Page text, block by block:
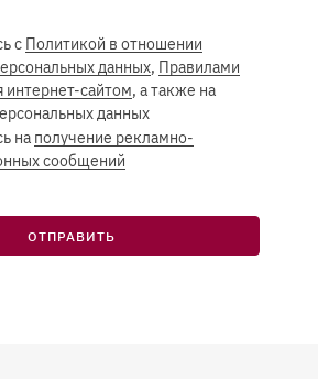
с Политикой в отношении
данных, Правилами
интернет-сайтом, а также на
данных
на получение рекламно-
сообщений
ОТПРАВИТЬ